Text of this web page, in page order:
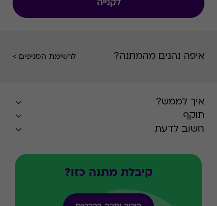
לקנייה
איפה נהנים מהמתנה? לרשימת הסניפים >
איך לממש?
תוקף
חשוב לדעת
קיבלת מתנה כזו?